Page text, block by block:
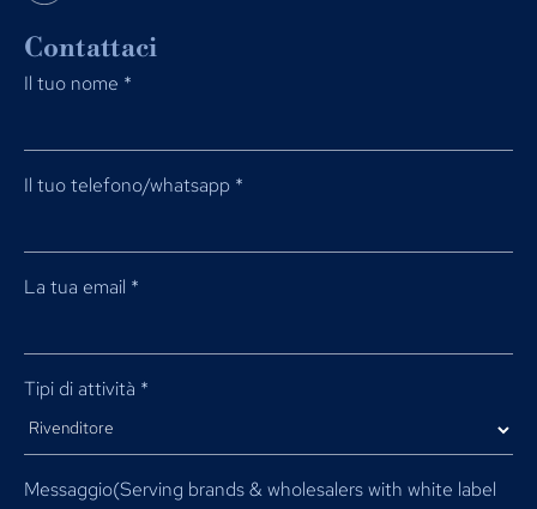
Contattaci
Il tuo nome *
Il tuo telefono/whatsapp *
La tua email *
Tipi di attività *
Messaggio(Serving brands & wholesalers with white label